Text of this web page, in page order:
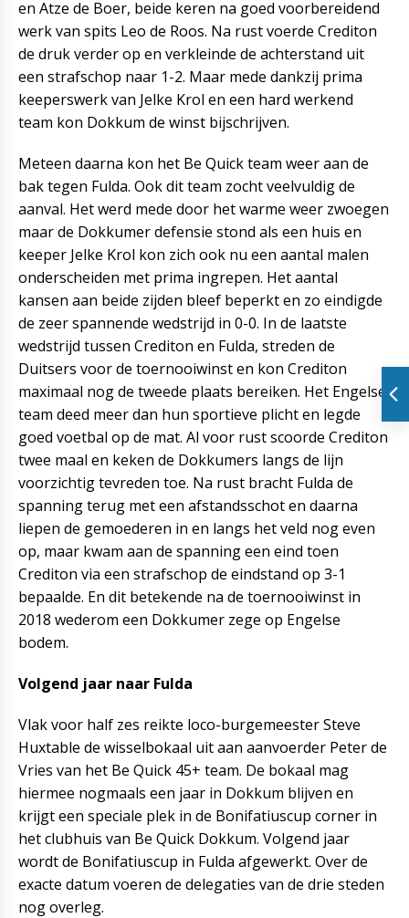
en Atze de Boer, beide keren na goed voorbereidend
werk van spits Leo de Roos. Na rust voerde Crediton
de druk verder op en verkleinde de achterstand uit
een strafschop naar 1-2. Maar mede dankzij prima
keeperswerk van Jelke Krol en een hard werkend
team kon Dokkum de winst bijschrijven.
Meteen daarna kon het Be Quick team weer aan de
bak tegen Fulda. Ook dit team zocht veelvuldig de
aanval. Het werd mede door het warme weer zwoegen
maar de Dokkumer defensie stond als een huis en
keeper Jelke Krol kon zich ook nu een aantal malen
onderscheiden met prima ingrepen. Het aantal
kansen aan beide zijden bleef beperkt en zo eindigde
de zeer spannende wedstrijd in 0-0. In de laatste
wedstrijd tussen Crediton en Fulda, streden de
Duitsers voor de toernooiwinst en kon Crediton
maximaal nog de tweede plaats bereiken. Het Engelse
team deed meer dan hun sportieve plicht en legde
goed voetbal op de mat. Al voor rust scoorde Crediton
twee maal en keken de Dokkumers langs de lijn
voorzichtig tevreden toe. Na rust bracht Fulda de
spanning terug met een afstandsschot en daarna
liepen de gemoederen in en langs het veld nog even
op, maar kwam aan de spanning een eind toen
Crediton via een strafschop de eindstand op 3-1
bepaalde. En dit betekende na de toernooiwinst in
2018 wederom een Dokkumer zege op Engelse
bodem.
Volgend jaar naar Fulda
Vlak voor half zes reikte loco-burgemeester Steve
Huxtable de wisselbokaal uit aan aanvoerder Peter de
Vries van het Be Quick 45+ team. De bokaal mag
hiermee nogmaals een jaar in Dokkum blijven en
krijgt een speciale plek in de Bonifatiuscup corner in
het clubhuis van Be Quick Dokkum. Volgend jaar
wordt de Bonifatiuscup in Fulda afgewerkt. Over de
exacte datum voeren de delegaties van de drie steden
nog overleg.